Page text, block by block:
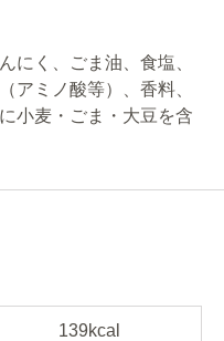
にく、ごま油、食塩、
アミノ酸等）、香料、
小麦・ごま・大豆を含
139kcal